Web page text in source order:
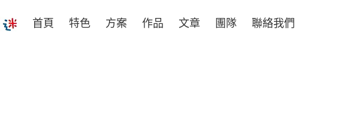
首頁 特色 方案 作品 文章 團隊 聯絡我們